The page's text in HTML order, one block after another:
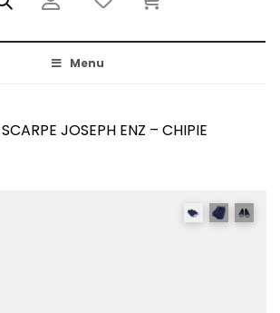
Menu
SCARPE JOSEPH ENZ – CHIPIE